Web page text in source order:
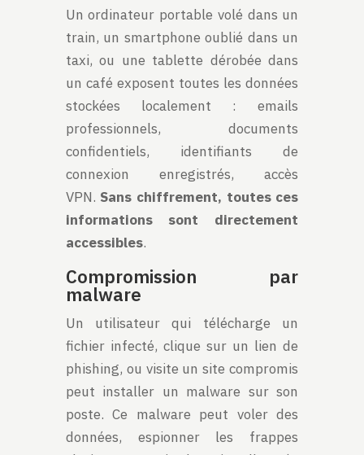
Un ordinateur portable volé dans un
train, un smartphone oublié dans un
taxi, ou une tablette dérobée dans
un café exposent toutes les données
stockées localement : emails
professionnels, documents
confidentiels, identifiants de
connexion enregistrés, accès
VPN. Sans chiffrement, toutes ces
informations sont directement
accessibles.
Compromission par
malware
Un utilisateur qui télécharge un
fichier infecté, clique sur un lien de
phishing, ou visite un site compromis
peut installer un malware sur son
poste. Ce malware peut voler des
données, espionner les frappes